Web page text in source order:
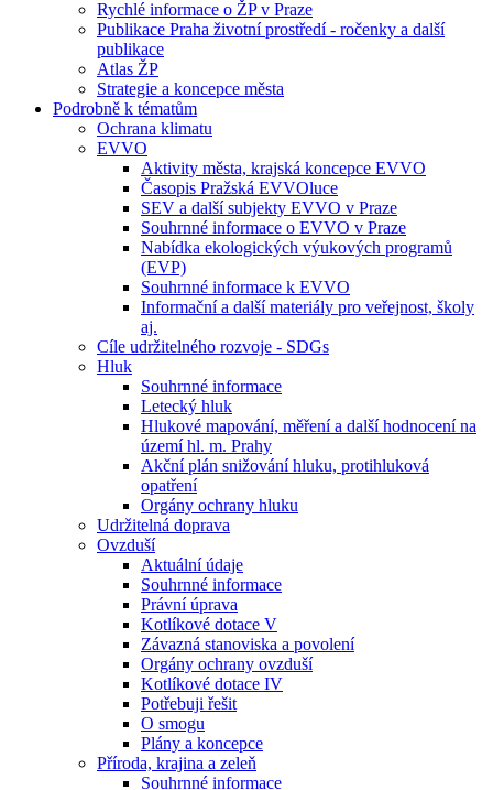
Rychlé informace o ŽP v Praze
Publikace Praha životní prostředí - ročenky a další
publikace
Atlas ŽP
Strategie a koncepce města
Podrobně k tématům
Ochrana klimatu
EVVO
Aktivity města, krajská koncepce EVVO
Časopis Pražská EVVOluce
SEV a další subjekty EVVO v Praze
Souhrnné informace o EVVO v Praze
Nabídka ekologických výukových programů
(EVP)
Souhrnné informace k EVVO
Informační a další materiály pro veřejnost, školy
aj.
Cíle udržitelného rozvoje - SDGs
Hluk
Souhrnné informace
Letecký hluk
Hlukové mapování, měření a další hodnocení na
území hl. m. Prahy
Akční plán snižování hluku, protihluková
opatření
Orgány ochrany hluku
Udržitelná doprava
Ovzduší
Aktuální údaje
Souhrnné informace
Právní úprava
Kotlíkové dotace V
Závazná stanoviska a povolení
Orgány ochrany ovzduší
Kotlíkové dotace IV
Potřebuji řešit
O smogu
Plány a koncepce
Příroda, krajina a zeleň
Souhrnné informace